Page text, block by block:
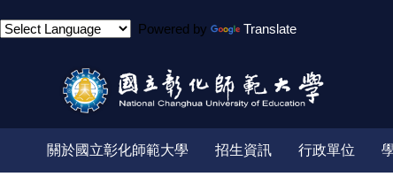
到
區
Powered by Translate
關於國立彰化師範大學 招生資訊 行政單位